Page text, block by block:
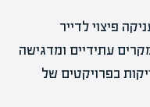
פיצוי לדייר
עתידיים ומדגישה
בפרויקטים של